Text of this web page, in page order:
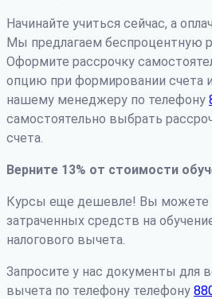
Начинайте учиться сейчас, а
Мы предлагаем беспроцентную
Оформите рассрочку
опцию при формировании счета
нашему менеджеру по телефону
самостоятельно выбрать
счета.
Верните 13% от стоимости
Курсы еще дешевле! Вы можете
затраченных средств на
налогового вычета.
Запросите у нас документы для
вычета по телефону телефону